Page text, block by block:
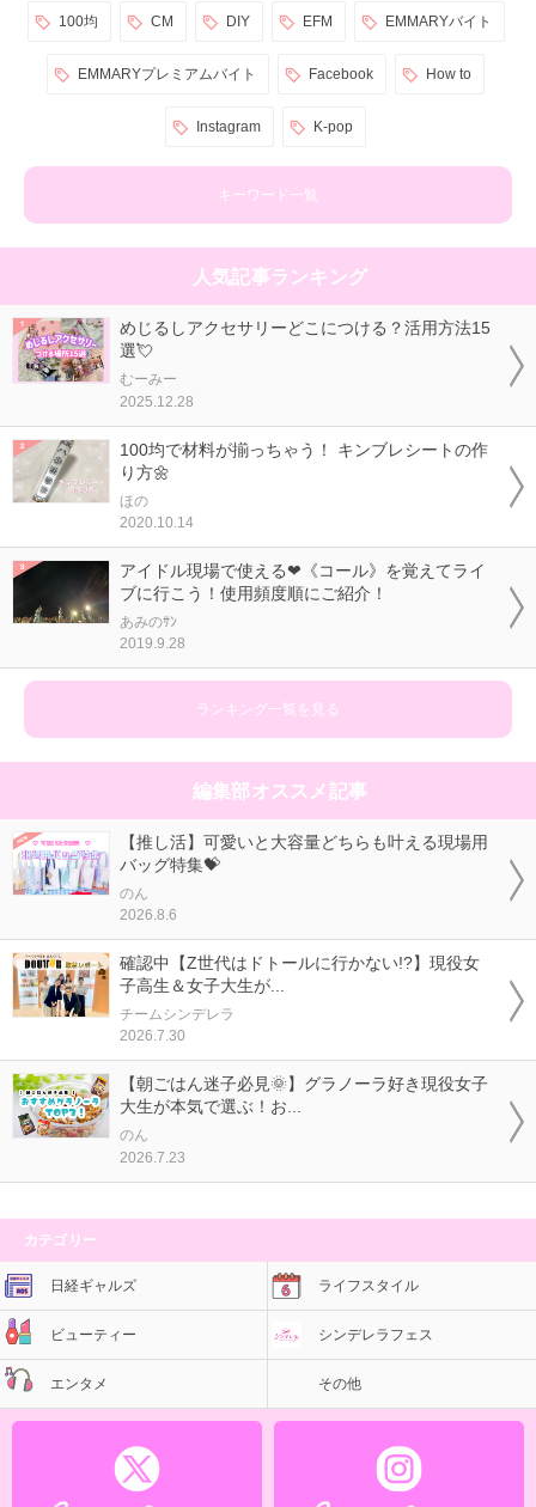
100均 CM DIY EFM EMMARYバイト
EMMARYプレミアムバイト Facebook How to
Instagram K-pop
キーワード一覧
人気記事ランキング
めじるしアクセサリーどこにつける？活用方法15
選💘
むーみー
2025.12.28
100均で材料が揃っちゃう！ キンブレシートの作
り方🌼
ほの
2020.10.14
アイドル現場で使える❤《コール》を覚えてライ
ブに行こう！使用頻度順にご紹介！
あみのｻﾝ
2019.9.28
ランキング一覧を見る
編集部オススメ記事
【推し活】可愛いと大容量どちらも叶える現場用
バッグ特集💝
のん
2026.8.6
確認中【Z世代はドトールに行かない!?】現役女
子高生＆女子大生が...
チームシンデレラ
2026.7.30
【朝ごはん迷子必見🌞】グラノーラ好き現役女子
大生が本気で選ぶ！お...
のん
2026.7.23
カテゴリー
日経ギャルズ ライフスタイル
ビューティー シンデレラフェス
エンタメ その他